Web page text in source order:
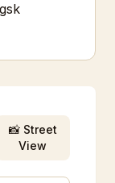
📸 Street
View